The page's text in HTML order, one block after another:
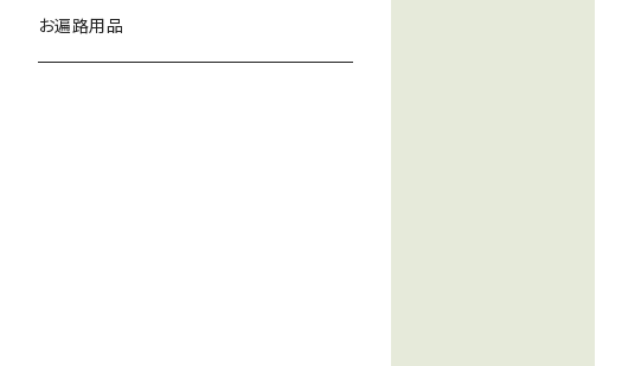
お遍路用品